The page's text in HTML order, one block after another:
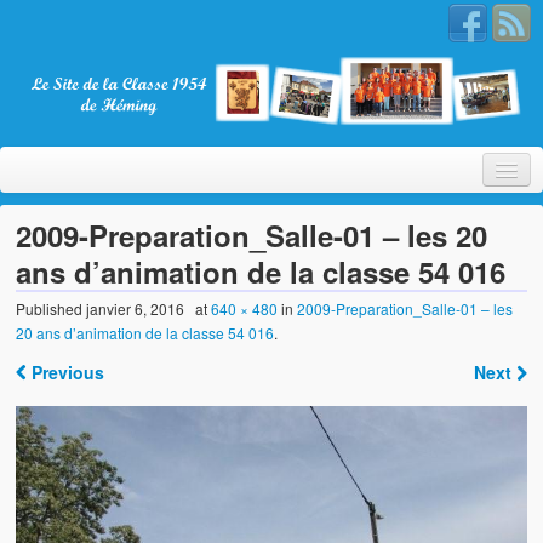
Bienvenue
Les membres
Nos partenaires
2009-Preparation_Salle-01 – les 20
ans d’animation de la classe 54 016
Publishedjanvier 6, 2016 at640 × 480 in2009-Preparation_Salle-01 – les
20 ans d’animation de la classe 54 016.
Previous Next